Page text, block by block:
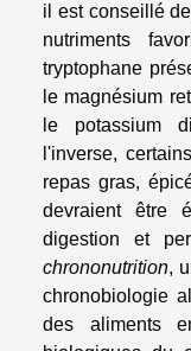
il est conseillé
nutriments
tryptophane
le magnésium
le potassium
l'inverse,
repas gras,
devraient être
digestion et
chrononutrition,
chronobiologie
des aliments